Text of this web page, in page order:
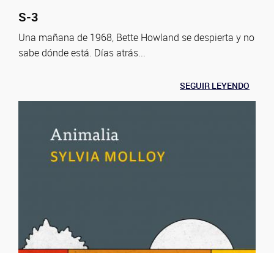
S-3
Una mañana de 1968, Bette Howland se despierta y no
sabe dónde está. Días atrás...
SEGUIR LEYENDO